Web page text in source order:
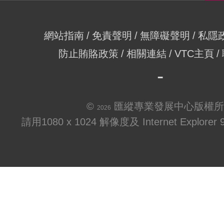
網站指南 免責聲明 無障礙聲明
私隱
防止賄賂政策
相關連結 VTC主頁
© 2026
匯縱專業發展中心版權
請用1080 x 1024 解像度及 Internet Explorer